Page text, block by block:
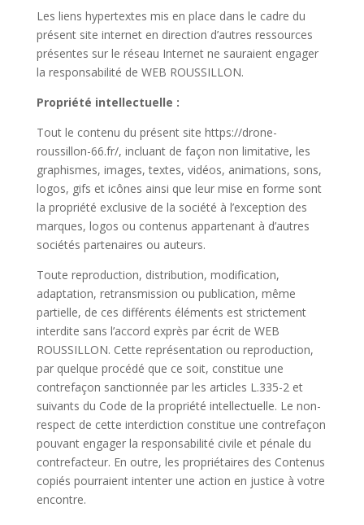
Les liens hypertextes mis en place dans le cadre du
présent site internet en direction d’autres ressources
présentes sur le réseau Internet ne sauraient engager
la responsabilité de WEB ROUSSILLON.
Propriété intellectuelle :
Tout le contenu du présent site https://drone-
roussillon-66.fr/, incluant de façon non limitative, les
graphismes, images, textes, vidéos, animations, sons,
logos, gifs et icônes ainsi que leur mise en forme sont
la propriété exclusive de la société à l’exception des
marques, logos ou contenus appartenant à d’autres
sociétés partenaires ou auteurs.
Toute reproduction, distribution, modification,
adaptation, retransmission ou publication, même
partielle, de ces différents éléments est strictement
interdite sans l’accord exprès par écrit de WEB
ROUSSILLON. Cette représentation ou reproduction,
par quelque procédé que ce soit, constitue une
contrefaçon sanctionnée par les articles L.335-2 et
suivants du Code de la propriété intellectuelle. Le non-
respect de cette interdiction constitue une contrefaçon
pouvant engager la responsabilité civile et pénale du
contrefacteur. En outre, les propriétaires des Contenus
copiés pourraient intenter une action en justice à votre
encontre.